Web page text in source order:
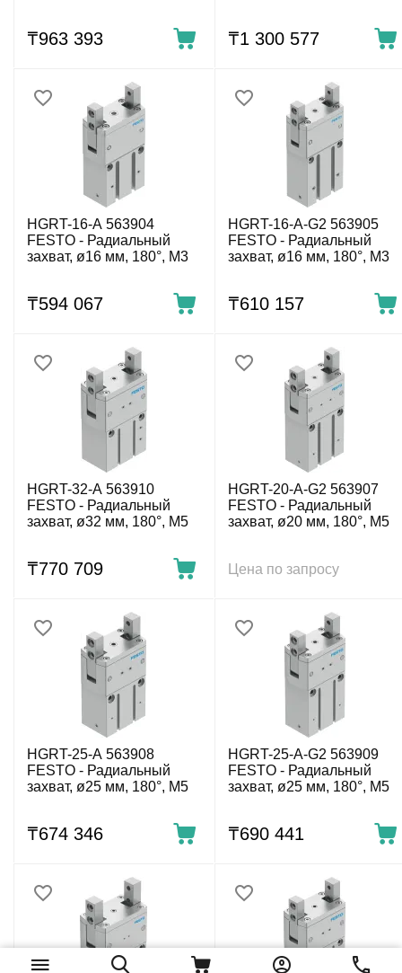
₸963 393 ₸1 300 577
HGRT-16-A 563904
FESTO - Радиальный
захват, ø16 мм, 180°, M3
₸594 067
HGRT-16-A-G2 563905
FESTO - Радиальный
захват, ø16 мм, 180°, M3
₸610 157
HGRT-32-A 563910
FESTO - Радиальный
захват, ø32 мм, 180°, M5
₸770 709
HGRT-20-A-G2 563907
FESTO - Радиальный
захват, ø20 мм, 180°, M5
Цена по запросу
HGRT-25-A 563908
FESTO - Радиальный
захват, ø25 мм, 180°, M5
₸674 346
HGRT-25-A-G2 563909
FESTO - Радиальный
захват, ø25 мм, 180°, M5
₸690 441